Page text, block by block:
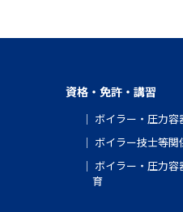
資格・免許・講習
ボイラー・圧力
ボイラー技士等関
ボイラー・圧力
育